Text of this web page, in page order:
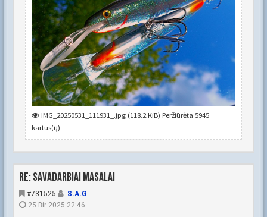
IMG_20250531_111931_.jpg (118.2 KiB) Peržiūrėta 5945
kartus(ų)
Re: Savadarbiai masalai
#731525
S.A.G
25 Bir 2025 22:46